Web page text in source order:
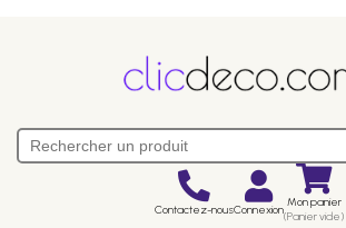
Contactez-nousConnexion Mon panier
(Panier vide)